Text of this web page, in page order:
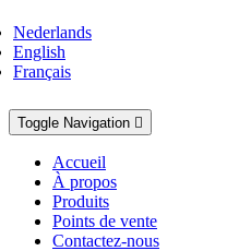
Nederlands
English
Français
Toggle Navigation
Accueil
À propos
Produits
Points de vente
Contactez-nous